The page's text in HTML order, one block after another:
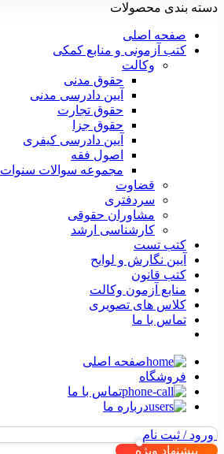
دسته بندی محصولات
صفحه اصلی
کتب آزمونی و منابع کمکی
وکالت
حقوق مدنی
آیین دادرسی مدنی
حقوق تجارت
حقوق جزا
آیین دادرسی کیفری
اصول فقه
مجموعه سوالات سنوات
قضاوت
سردفتری
مشاوران حقوقی
کارشناسی ارشد
کتب تست
آیین نگارش و لوایح
کتب قانون
منابع آزمون وکالت
کلاس های تصویری
تماس با ما
صفحه اصلی
فروشگاه
تماس با ما
درباره ما
ورود / ثبت نام
پیشنهاد ویژه